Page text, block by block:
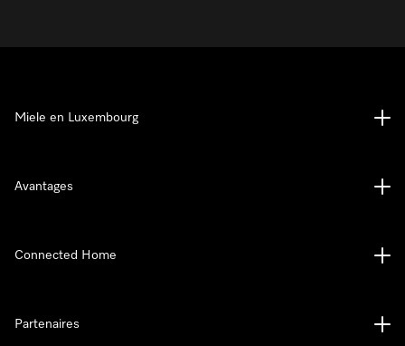
Miele en Luxembourg
Avantages
Connected Home
Partenaires